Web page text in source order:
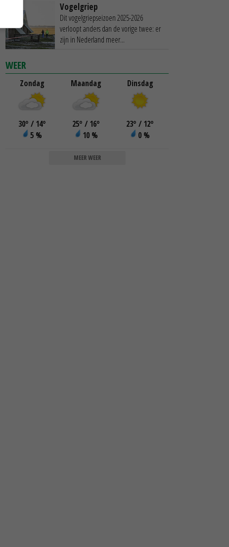
Vogelgriep
Dit vogelgriepseizoen 2025-2026
verloopt anders dan de vorige twee: er
zijn in Nederland meer...
WEER
Zondag
30° / 14°
5 %
Maandag
25° / 16°
10 %
Dinsdag
23° / 12°
0 %
MEER WEER